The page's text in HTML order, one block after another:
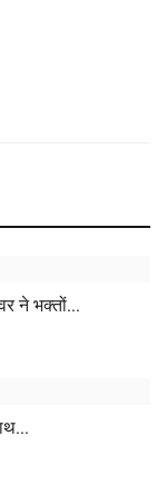
ने भक्तों...